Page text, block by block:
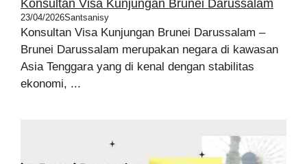
Konsultan Visa Kunjungan Brunei Darussalam
23/04/2026Santsanisy
Konsultan Visa Kunjungan Brunei Darussalam –
Brunei Darussalam merupakan negara di kawasan
Asia Tenggara yang di kenal dengan stabilitas
ekonomi, ...